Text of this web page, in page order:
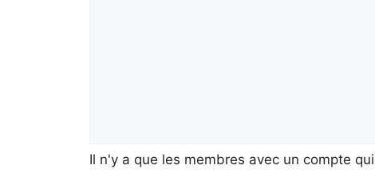
Il n'y a que les membres avec un compte